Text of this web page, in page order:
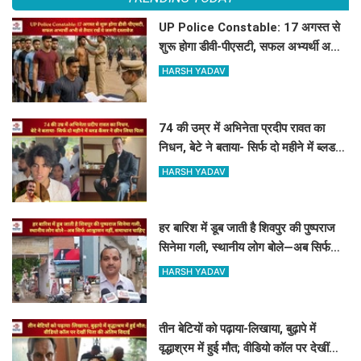
UP Police Constable: 17 अगस्त से
शुरू होगा डीवी-पीएसटी, सफल अभ्यर्थी अभी
से तैयार रखें ये जरूरी दस्तावेज
HARSH YADAV
74 की उम्र में अभिनेता प्रदीप रावत का
निधन, बेटे ने बताया- सिर्फ दो महीने में ब्लड
कैंसर ने छीन लिया पिता
HARSH YADAV
हर बारिश में डूब जाती है शिवपुर की पुष्पराज
सिनेमा गली, स्थानीय लोग बोले—अब सिर्फ
आश्वासन नहीं, समाधान चाहिए
HARSH YADAV
तीन बेटियों को पढ़ाया-लिखाया, बुढ़ापे में
वृद्धाश्रम में हुई मौत; वीडियो कॉल पर देखीं